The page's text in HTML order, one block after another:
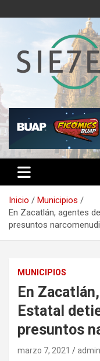
al
Semanario
Inicio
Municipios
En Zacatlán, agentes
presuntos
MUNICIPIOS
En
Estatal
presuntos
marzo 7, 2021 admin